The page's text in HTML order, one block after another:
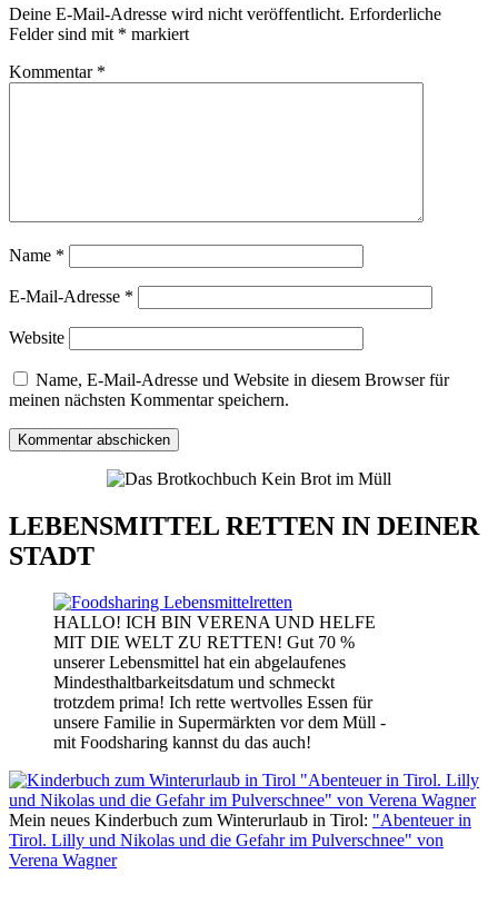
Deine E-Mail-Adresse wird nicht veröffentlicht. Erforderliche
Felder sind mit * markiert
Kommentar *
Name *
E-Mail-Adresse *
Website
Name, E-Mail-Adresse und Website in diesem Browser für
meinen nächsten Kommentar speichern.
LEBENSMITTEL RETTEN IN DEINER
STADT
HALLO! ICH BIN VERENA UND HELFE
MIT DIE WELT ZU RETTEN! Gut 70 %
unserer Lebensmittel hat ein abgelaufenes
Mindesthaltbarkeitsdatum und schmeckt
trotzdem prima! Ich rette wertvolles Essen für
unsere Familie in Supermärkten vor dem Müll -
mit Foodsharing kannst du das auch!
Mein neues Kinderbuch zum Winterurlaub in Tirol: "Abenteuer in
Tirol. Lilly und Nikolas und die Gefahr im Pulverschnee" von
Verena Wagner